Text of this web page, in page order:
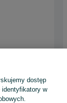
з України
dostęp
identyfikatory w